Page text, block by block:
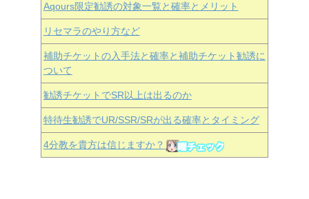
Aqours限定勧誘の対象一覧と確率とメリット
リセマラのやり方など
補助チケットの入手法と確率と補助チケット勧誘に
ついて
勧誘チケットでSR以上は出るのか
特待生勧誘でUR/SSR/SRが出る確率とタイミング
4分教を貴方は信じますか？